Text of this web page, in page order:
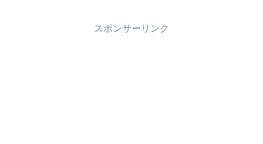
スポンサーリンク